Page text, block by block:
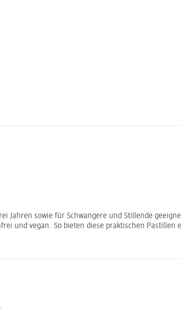
Jahren sowie für Schwangere und Stillende
und vegan. So bieten diese praktischen Pastillen